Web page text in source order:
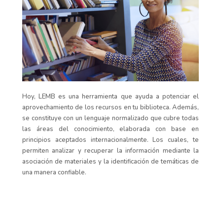
Hoy, LEMB es una herramienta que ayuda a potenciar el
aprovechamiento de los recursos en tu biblioteca. Además,
se constituye con un lenguaje normalizado que cubre todas
las áreas del conocimiento, elaborada con base en
principios aceptados internacionalmente. Los cuales, te
permiten analizar y recuperar la información mediante la
asociación de materiales y la identificación de temáticas de
una manera confiable.